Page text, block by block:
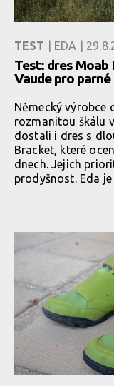
TEST | EDA |
Test: dres Moab
Vaude pro
Německý výrobce
rozmanitou škálu
dostali i dres s
Bracket, které
dnech. Jejich
prodyšnost. Eda